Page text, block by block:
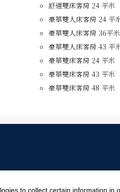
舒適雙床客房 24 平米
豪華雙人床客房 24 平
豪華雙人床客房 36平米
豪華雙人床客房 43 平
豪華雙床客房 24 平米
豪華雙床客房 43 平米
豪華雙床客房 48 平米
to collect certain information in